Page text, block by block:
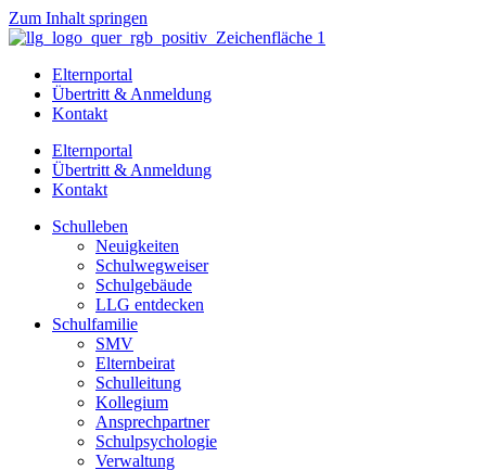
Zum Inhalt springen
Elternportal
Übertritt & Anmeldung
Kontakt
Elternportal
Übertritt & Anmeldung
Kontakt
Schulleben
Neuigkeiten
Schulwegweiser
Schulgebäude
LLG entdecken
Schulfamilie
SMV
Elternbeirat
Schulleitung
Kollegium
Ansprechpartner
Schulpsychologie
Verwaltung